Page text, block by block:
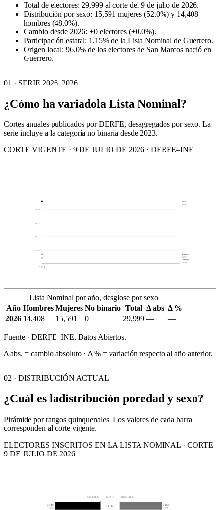
Total de electores: 29,999 al corte del 9 de julio de 2026.
Distribución por sexo: 15,591 mujeres (52.0%) y 14,408
hombres (48.0%).
Cambio desde 2026: +0 electores (+0.0%).
Participación estatal: 1.15% de la Lista Nominal de Guerrero.
Origen local: 96.0% de los electores de San Marcos nació en
Guerrero.
01 · SERIE 2026–2026
¿Cómo ha variadola Lista Nominal?
Cortes anuales publicados por DERFE, desagregados por sexo. La
serie incluye a la categoría no binaria desde 2023.
CORTE VIGENTE · 9 DE JULIO DE 2026 · DERFE–INE
16,591
20,333
24,074
27,816
2026
Total
29,999
Mujeres
15,591
Hombres
14,408
Lista Nominal por año, desglose por sexo
Año Hombres Mujeres No binario Total Δ abs. Δ %
2026 14,408 15,591 0 29,999 — —
Fuente · DERFE–INE, Datos Abiertos.
Δ abs. = cambio absoluto · Δ % = variación respecto al año anterior.
02 · DISTRIBUCIÓN ACTUAL
¿Cuál es ladistribución poredad y sexo?
Pirámide por rangos quinquenales. Los valores de cada barra
corresponden al corte vigente.
ELECTORES INSCRITOS EN LA LISTA NOMINAL · CORTE
9 DE JULIO DE 2026
MUJERES EDAD HOMBRES
2,340
7.8%
2,180
7.3%
18 a 24